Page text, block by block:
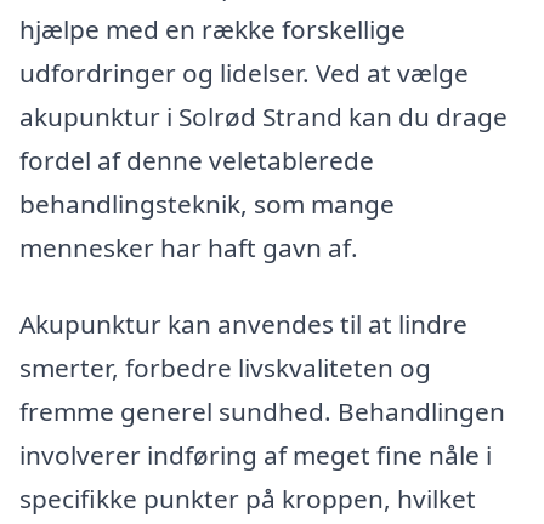
hjælpe med en række forskellige
udfordringer og lidelser. Ved at vælge
akupunktur i Solrød Strand kan du drage
fordel af denne veletablerede
behandlingsteknik, som mange
mennesker har haft gavn af.
Akupunktur kan anvendes til at lindre
smerter, forbedre livskvaliteten og
fremme generel sundhed. Behandlingen
involverer indføring af meget fine nåle i
specifikke punkter på kroppen, hvilket